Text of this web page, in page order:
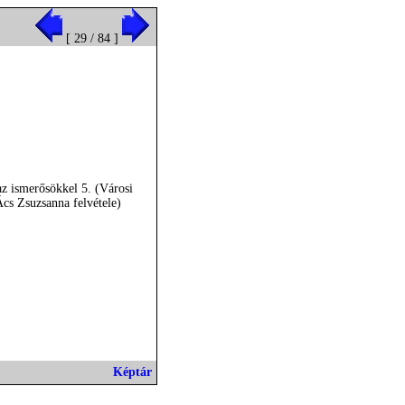
[ 29 / 84 ]
ismerősökkel 5. (Városi
Zsuzsanna felvétele)
Képtár